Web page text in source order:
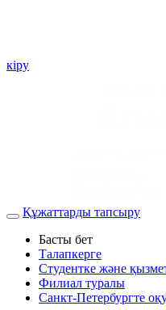
кіру
Құжаттарды тапсыру
Басты бет
Талапкерге
Студентке және
Филиал туралы
Санкт-Петербургте